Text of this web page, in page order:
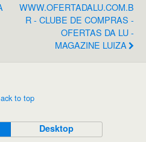
WWW.OFERTADALU.COM.B
R - CLUBE DE COMPRAS -
OFERTAS DA LU -
MAGAZINE LUIZA
to top
Desktop